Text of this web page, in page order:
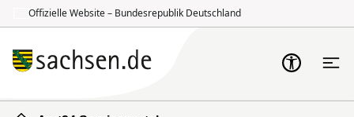
Offizielle Website – Bundesrepublik Deutschland